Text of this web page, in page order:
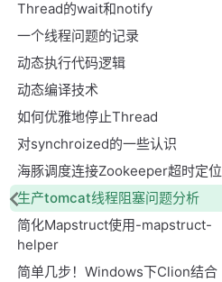
Thread的wait和notify
一个线程问题的记录
动态执行代码逻辑
动态编译技术
如何优雅地停止Thread
对synchroized的一些认识
海豚调度连接Zookeeper超时定位
生产tomcat线程阻塞问题分析
简化Mapstruct使用-mapstruct-
helper
简单几步！Windows下Clion结合